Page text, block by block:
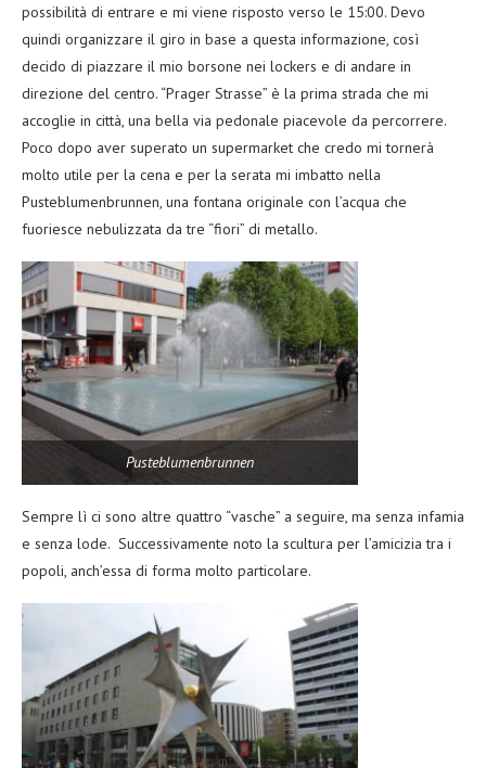
possibilità di entrare e mi viene risposto verso le 15:00. Devo
quindi organizzare il giro in base a questa informazione, così
decido di piazzare il mio borsone nei lockers e di andare in
direzione del centro. “Prager Strasse” è la prima strada che mi
accoglie in città, una bella via pedonale piacevole da percorrere.
Poco dopo aver superato un supermarket che credo mi tornerà
molto utile per la cena e per la serata mi imbatto nella
Pusteblumenbrunnen, una fontana originale con l’acqua che
fuoriesce nebulizzata da tre “fiori” di metallo.
Pusteblumenbrunnen
Sempre lì ci sono altre quattro “vasche” a seguire, ma senza infamia
e senza lode. Successivamente noto la scultura per l’amicizia tra i
popoli, anch’essa di forma molto particolare.